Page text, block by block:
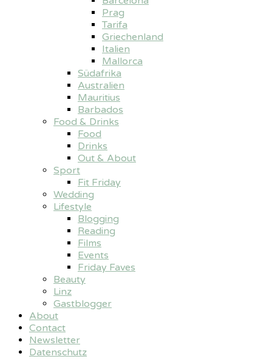
Prag
Tarifa
Griechenland
Italien
Mallorca
Südafrika
Australien
Mauritius
Barbados
Food & Drinks
Food
Drinks
Out & About
Sport
Fit Friday
Wedding
Lifestyle
Blogging
Reading
Films
Events
Friday Faves
Beauty
Linz
Gastblogger
About
Contact
Newsletter
Datenschutz